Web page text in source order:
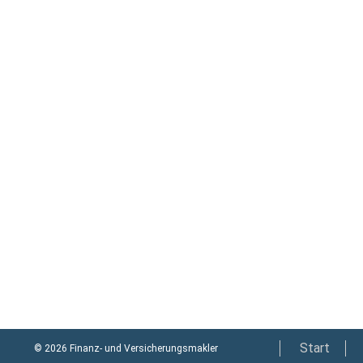
Start
© 2026 Finanz- und Versicherungsmakler